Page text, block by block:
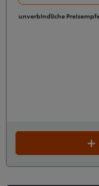
unverbindliche